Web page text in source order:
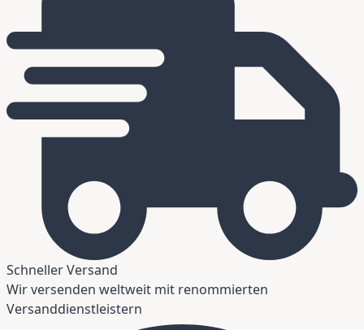
Schneller Versand
Wir versenden weltweit mit renommierten
Versanddienstleistern